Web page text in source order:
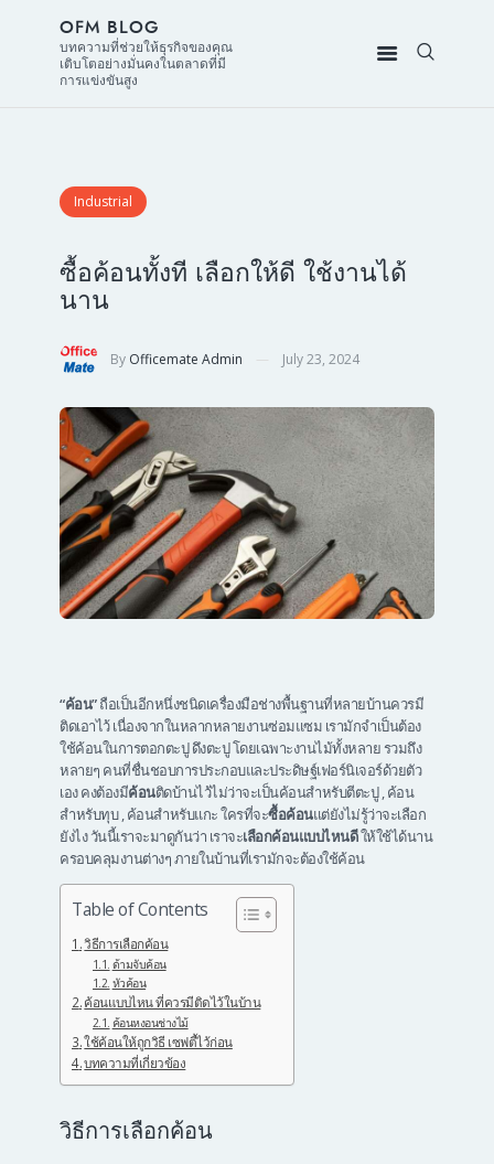
OFM BLOG
บทความที่ช่วยให้ธุรกิจของคุณ
เติบโตอย่างมั่นคงในตลาดที่มี
การแข่งขันสูง
Industrial
ซื้อค้อนทั้งที เลือกให้ดี ใช้งานได้
นาน
By Officemate Admin July 23, 2024
“ค้อน”ถือเป็นอีกหนึ่งชนิดเครื่องมือช่างพื้นฐานที่หลายบ้านควรมี
ติดเอาไว้ เนื่องจากในหลากหลายงานซ่อมแซม เรามักจำเป็นต้อง
ใช้ค้อนในการตอกตะปู ดึงตะปู โดยเฉพาะงานไม้ทั้งหลาย รวมถึง
หลายๆ คนที่ชื่นชอบการประกอบและประดิษฐ์เฟอร์นิเจอร์ด้วยตัว
เอง คงต้องมีค้อนติดบ้านไว้ไม่ว่าจะเป็นค้อนสำหรับตีตะปู , ค้อน
สำหรับทุบ , ค้อนสำหรับแกะ ใครที่จะซื้อค้อนแต่ยังไม่รู้ว่าจะเลือก
ยังไง วันนี้เราจะมาดูกันว่า เราจะเลือกค้อนแบบไหนดีให้ใช้ได้นาน
ครอบคลุมงานต่างๆ ภายในบ้านที่เรามักจะต้องใช้ค้อน
Table of Contents
วิธีการเลือกค้อน
ด้ามจับค้อน
หัวค้อน
ค้อนแบบไหน ที่ควรมีติดไว้ในบ้าน
ค้อนหงอนช่างไม้
ใช้ค้อนให้ถูกวิธี เซฟตี้ไว้ก่อน
บทความที่เกี่ยวข้อง
วิธีการเลือกค้อน